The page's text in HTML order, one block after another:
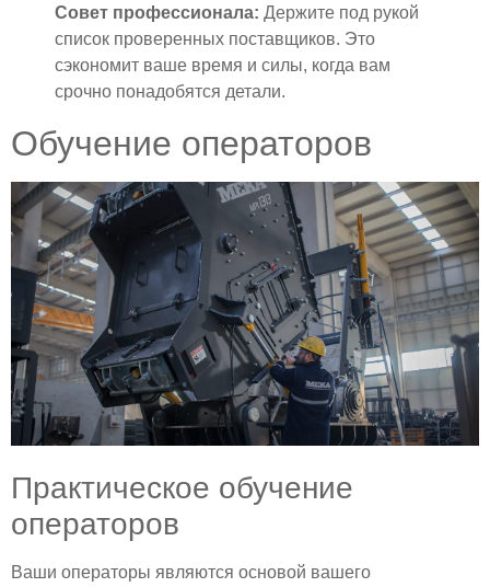
Совет профессионала: Держите под рукой
список проверенных поставщиков. Это
сэкономит ваше время и силы, когда вам
срочно понадобятся детали.
Обучение операторов
Практическое обучение
операторов
Ваши операторы являются основой вашего